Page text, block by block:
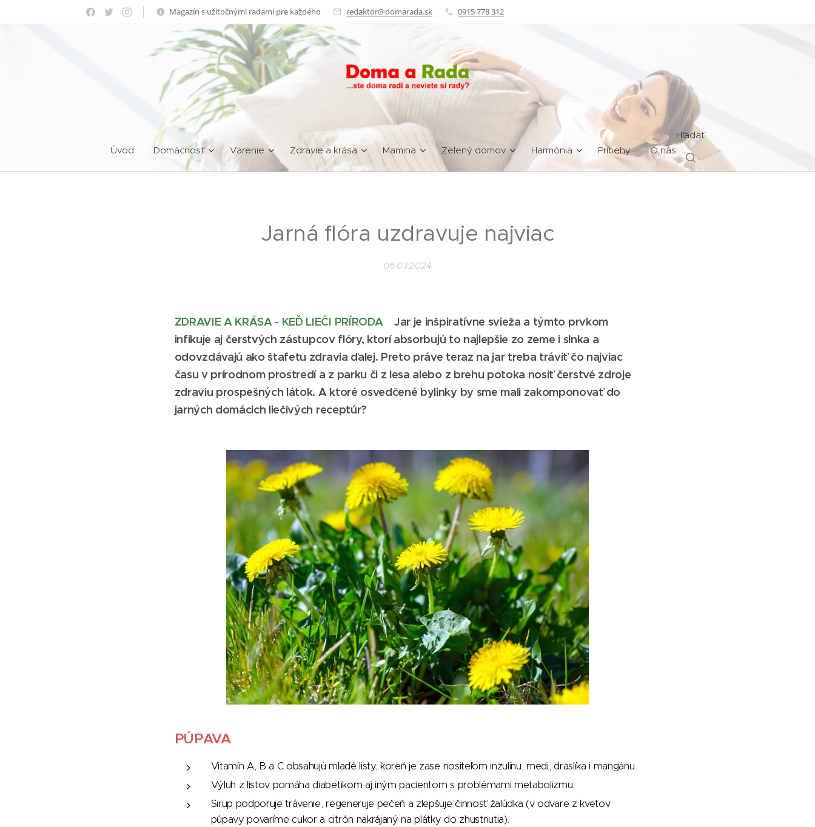
Magazín s užitočnými radami pre každého redaktor@domarada.sk 0915 778 312
Úvod Domácnosť Varenie Zdravie a krása Mamina Zelený domov Harmónia Príbehy O nás
Hľadať
Jarná flóra uzdravuje najviac
06.03.2024
ZDRAVIE A KRÁSA - KEĎ LIEČI PRÍRODA
Jar je inšpiratívne svieža a týmto prvkom
infikuje aj čerstvých zástupcov flóry, ktorí absorbujú to najlepšie zo zeme i slnka a
odovzdávajú ako štafetu zdravia ďalej. Preto práve teraz na jar treba tráviť čo najviac
času v prírodnom prostredí a z parku či z lesa alebo z brehu potoka nosiť čerstvé zdroje
zdraviu prospešných látok. A ktoré osvedčené bylinky by sme mali zakomponovať do
jarných domácich liečivých receptúr?
PÚPAVA
Vitamín A, B a C obsahujú mladé listy, koreň je zase nositeľom inzulínu, medi, draslíka i mangánu.
Výluh z listov pomáha diabetikom aj iným pacientom s problémami metabolizmu.
Sirup podporuje trávenie, regeneruje pečeň a zlepšuje činnosť žalúdka (v odvare z kvetov
púpavy povaríme cukor a citrón nakrájaný na plátky do zhustnutia).